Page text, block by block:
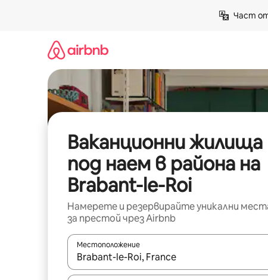
Част
Ваканционни жилища
под наем в района на
Brabant-le-Roi
Намерете и резервирайте уникални
за престой чрез Airbnb
Местоположение
Когато резултатите се покажат,